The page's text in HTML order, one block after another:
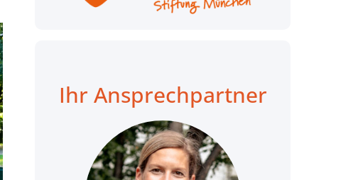
Ihr Ansprechpartner